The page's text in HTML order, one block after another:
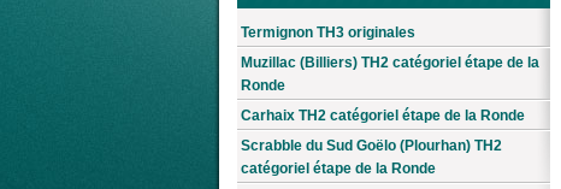
Termignon TH3 originales
Muzillac (Billiers) TH2 catégoriel étape de la
Ronde
Carhaix TH2 catégoriel étape de la Ronde
Scrabble du Sud Goëlo (Plourhan) TH2
catégoriel étape de la Ronde